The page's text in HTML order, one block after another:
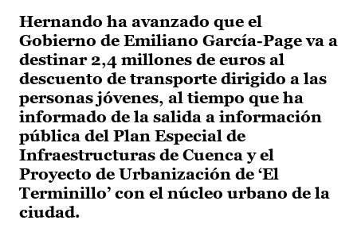
Hernando ha avanzado que el
Gobierno de Emiliano García-Page va a
destinar 2,4 millones de euros al
descuento de transporte dirigido a las
personas jóvenes, al tiempo que ha
informado de la salida a información
pública del Plan Especial de
Infraestructuras de Cuenca y el
Proyecto de Urbanización de ‘El
Terminillo’ con el núcleo urbano de la
ciudad.